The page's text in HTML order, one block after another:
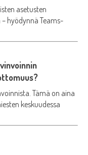
asetusten
hyödynnä Teams-
Tämä on aina
keskuudessa